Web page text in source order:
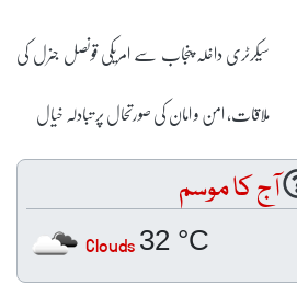
سیکرٹری داخلہ پنجاب سے امریکی قونصل جنرل کی
ملاقات، امن و امان کی صورتحال پر تبادلہ خیال
آج کا موسم
32 °C
Clouds